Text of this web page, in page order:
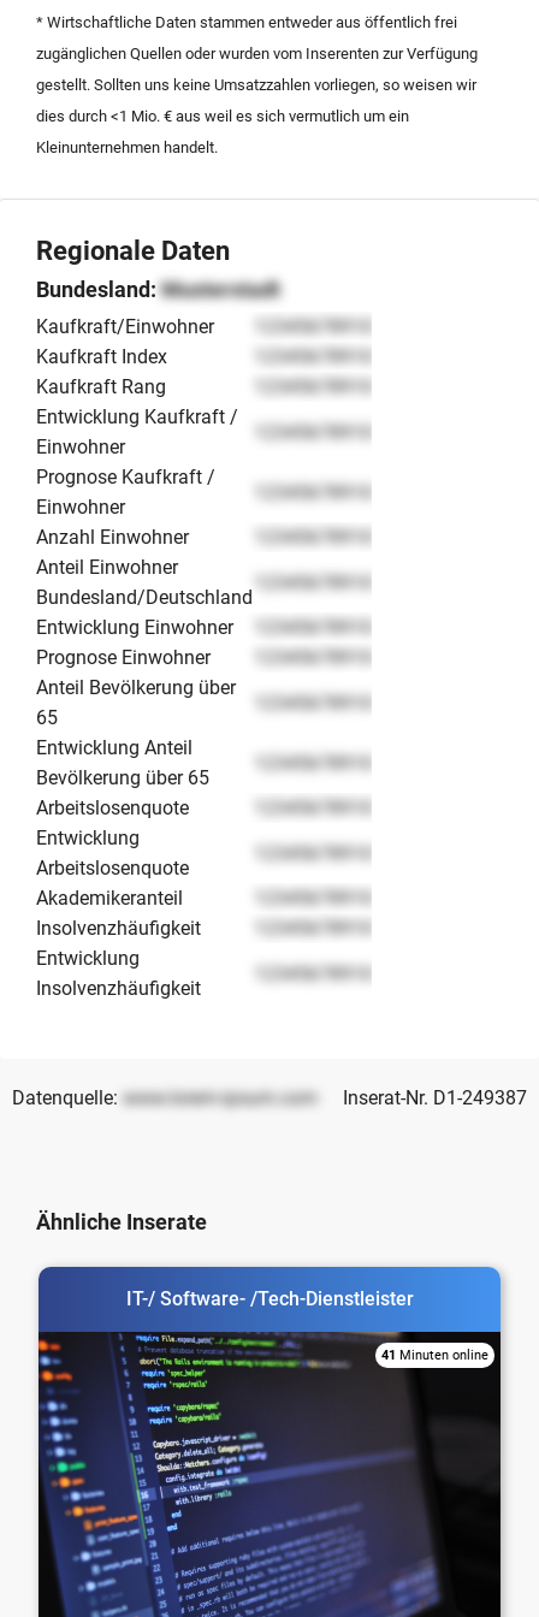
Führungspersönlichkeiten aus der IT-Branche, die ein
profitables Unternehmen in einer wirtschaftsstarken
Region übernehmen und aktiv weiterentwickeln
möchten.
* Wirtschaftliche Daten stammen entweder aus öffentlich frei
zugänglichen Quellen oder wurden vom Inserenten zur Verfügung
gestellt. Sollten uns keine Umsatzzahlen vorliegen, so weisen wir
dies durch <1 Mio. € aus weil es sich vermutlich um ein
Kleinunternehmen handelt.
Regionale Daten
Bundesland: Musterstadt
Kaufkraft/Einwohner
12345678910
Kaufkraft Index
12345678910
Kaufkraft Rang
12345678910
Entwicklung Kaufkraft /
Einwohner
12345678910
Prognose Kaufkraft /
Einwohner
12345678910
Anzahl Einwohner
12345678910
Anteil Einwohner
Bundesland/Deutschland
12345678910
Entwicklung Einwohner
12345678910
Prognose Einwohner
12345678910
Anteil Bevölkerung über
65
12345678910
Entwicklung Anteil
Bevölkerung über 65
12345678910
Arbeitslosenquote
12345678910
Entwicklung
Arbeitslosenquote
12345678910
Akademikeranteil
12345678910
Insolvenzhäufigkeit
12345678910
Entwicklung
Insolvenzhäufigkeit
12345678910
Datenquelle: www.lorem-ipsum.com Inserat-Nr. D1-249387
Ähnliche Inserate
IT-/ Software- /Tech-Dienstleister
41 Minuten online